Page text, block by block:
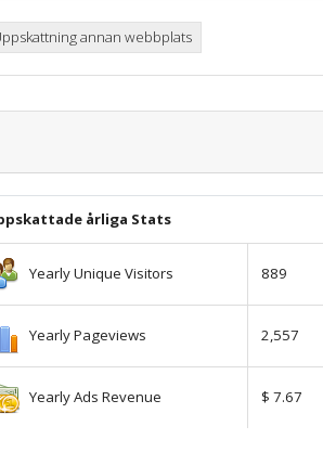
annan webbplats
årliga Stats
Yearly Unique Visitors 889
Yearly Pageviews 2,557
Yearly Ads Revenue $ 7.67